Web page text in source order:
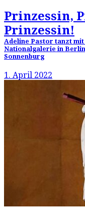
Prinzessin,
Prinzessin!
Adeline Pastor tanzt
Nationalgalerie in Berlin
Sonnenburg
1. April 2022